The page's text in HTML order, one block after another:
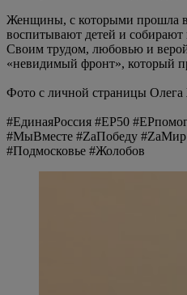
Женщины, с которыми прошла
воспитывают детей и
Своим трудом, любовью и
«невидимый фронт», который
Фото с личной страницы Олега
#ЕдинаяРоссия #ЕР50
#МыВместе #ZаПобеду #ZаМир
#Подмосковье #Жолобов